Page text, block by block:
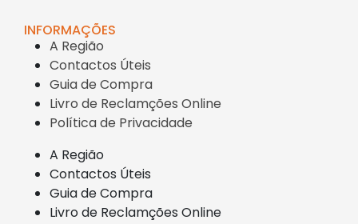
INFORMAÇÕES
A Região
Contactos Úteis
Guia de Compra
Livro de Reclamções Online
Política de Privacidade
A Região
Contactos Úteis
Guia de Compra
Livro de Reclamções Online